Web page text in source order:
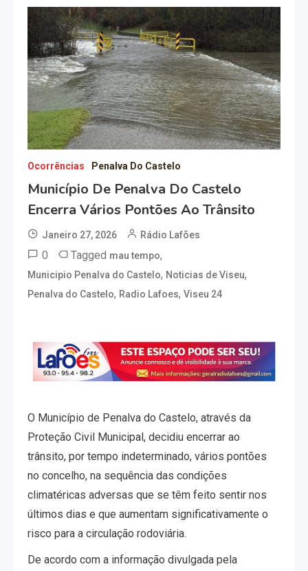
Ocorrências Penalva Do Castelo
Município De Penalva Do Castelo
Encerra Vários Pontões Ao Trânsito
Janeiro 27, 2026 Rádio Lafões
0 Tagged mau tempo,
Municipio Penalva do Castelo, Noticias de Viseu,
Penalva do Castelo, Radio Lafoes, Viseu 24
O Município de Penalva do Castelo, através da
Proteção Civil Municipal, decidiu encerrar ao
trânsito, por tempo indeterminado, vários pontões
no concelho, na sequência das condições
climatéricas adversas que se têm feito sentir nos
últimos dias e que aumentam significativamente o
risco para a circulação rodoviária.
De acordo com a informação divulgada pela